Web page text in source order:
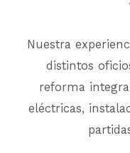
Nuestra
distintos
reforma
eléctricas,